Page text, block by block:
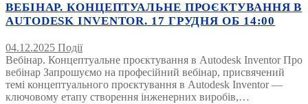
ВЕБІНАР. КОНЦЕПТУАЛЬНЕ ПРОЄКТУВАННЯ В
AUTODESK INVENTOR. 17 ГРУДНЯ ОБ 14:00
04.12.2025 Події
Вебінар. Концептуальне проєктування в Autodesk Inventor Про
вебінар Запрошуємо на професійний вебінар, присвячений
темі концептуального проєктування в Autodesk Inventor —
ключовому етапу створення інженерних виробів,…